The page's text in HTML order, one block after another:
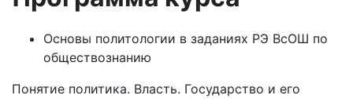
Основы политологии в заданиях РЭ ВсОШ по
обществознанию
Понятие политика. Власть. Государство и его